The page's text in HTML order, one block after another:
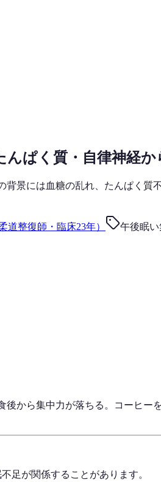
ぱく質・自律神経
景には血糖の乱れ、たんぱく
道整復師・臨床23年） 午後眠い
から集中力が落ちる。コーヒ
足が関係することがあります。